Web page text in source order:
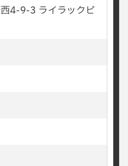
4-9-3 ライラックビ